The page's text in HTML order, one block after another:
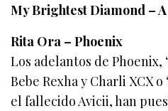
My Brightest Diamond –
Rita Ora – Phoenix
Los adelantos de Phoenix,
Bebe Rexha y Charli XCX
el fallecido Avicii, han